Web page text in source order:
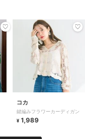
コカ
鍵編みフラワーカーディガン
¥ 1,989